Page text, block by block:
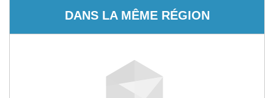
DANS LA MÊME RÉGION